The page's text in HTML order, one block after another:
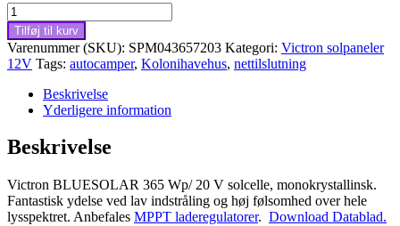
Victron
Energy
BLUESOLAR
365Wp/41V
solcellepanel,
mono
antal
Tilføj til kurv
Varenummer (SKU): SPM043657203 Kategori: Victron solpaneler
12V Tags: autocamper, Kolonihavehus, nettilslutning
Beskrivelse
Yderligere information
Beskrivelse
Victron BLUESOLAR 365 Wp/ 20 V solcelle, monokrystallinsk.
Fantastisk ydelse ved lav indstråling og høj følsomhed over hele
lysspektret. Anbefales MPPT laderegulatorer. Download Datablad.